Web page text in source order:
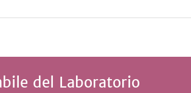
del Laboratorio